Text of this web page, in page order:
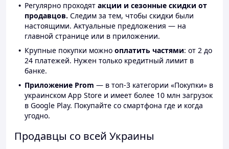
Регулярно проходят акции и сезонные скидки от
продавцов. Следим за тем, чтобы скидки были
настоящими. Актуальные предложения — на
главной странице или в приложении.
Крупные покупки можно оплатить частями: от 2 до
24 платежей. Нужен только кредитный лимит в
банке.
Приложение Prom — в топ-3 категории «Покупки» в
украинском App Store и имеет более 10 млн загрузок
в Google Play. Покупайте со смартфона где и когда
угодно.
Продавцы со всей Украины